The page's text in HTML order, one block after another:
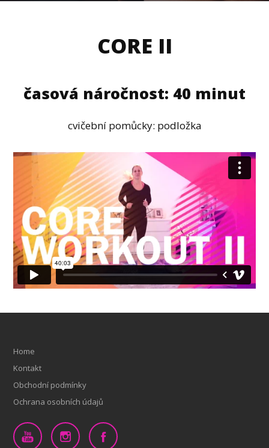
CORE II
časová náročnost: 40 minut
cvičební pomůcky: podložka
Home
Kontakt
Obchodní podmínky
Ochrana osobních údajů